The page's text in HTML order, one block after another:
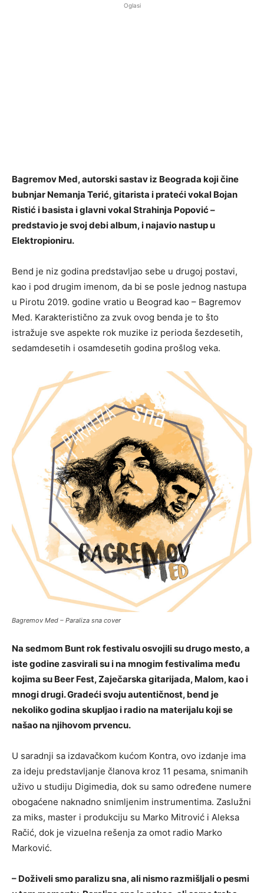
Oglasi
Bagremov Med, autorski sastav iz Beograda koji čine
bubnjar Nemanja Terić, gitarista i prateći vokal Bojan
Ristić i basista i glavni vokal Strahinja Popović –
predstavio je svoj debi album, i najavio nastup u
Elektropioniru.
Bend je niz godina predstavljao sebe u drugoj postavi,
kao i pod drugim imenom, da bi se posle jednog nastupa
u Pirotu 2019. godine vratio u Beograd kao – Bagremov
Med. Karakteristično za zvuk ovog benda je to što
istražuje sve aspekte rok muzike iz perioda šezdesetih,
sedamdesetih i osamdesetih godina prošlog veka.
Bagremov Med – Paraliza sna cover
Na sedmom Bunt rok festivalu osvojili su drugo mesto, a
iste godine zasvirali su i na mnogim festivalima među
kojima su Beer Fest, Zaječarska gitarijada, Malom, kao i
mnogi drugi. Gradeći svoju autentičnost, bend je
nekoliko godina skupljao i radio na materijalu koji se
našao na njihovom prvencu.
U saradnji sa izdavačkom kućom Kontra, ovo izdanje ima
za ideju predstavljanje članova kroz 11 pesama, snimanih
uživo u studiju Digimedia, dok su samo određene numere
obogaćene naknadno snimljenim instrumentima. Zaslužni
za miks, master i produkciju su Marko Mitrović i Aleksa
Račić, dok je vizuelna rešenja za omot radio Marko
Marković.
– Doživeli smo paralizu sna, ali nismo razmišljali o pesmi